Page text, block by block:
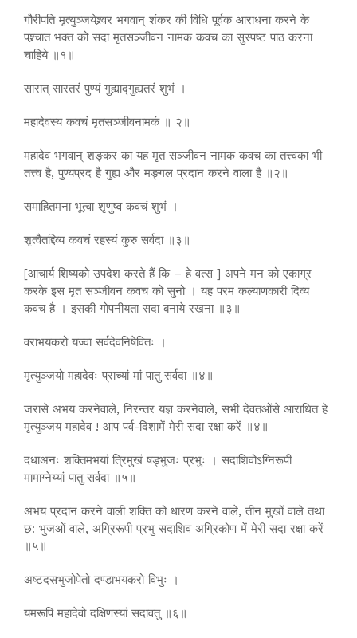
गौरीपति मृत्युञ्जयेश्र्वर भगवान् शंकर की विधि पूर्वक आराधना करने के
पश्र्चात भक्त को सदा मृतसञ्जीवन नामक कवच का सुस्पष्ट पाठ करना
चाहिये ॥१॥
सारात् सारतरं पुण्यं गुह्याद्गुह्यतरं शुभं ।
महादेवस्य कवचं मृतसञ्जीवनामकं ॥ २॥
महादेव भगवान् शङ्कर का यह मृत सञ्जीवन नामक कवच का तत्त्वका भी
तत्त्व है, पुण्यप्रद है गुह्य और मङ्गल प्रदान करने वाला है ॥२॥
समाहितमना भूत्वा शृणुष्व कवचं शुभं ।
शृत्वैतद्दिव्य कवचं रहस्यं कुरु सर्वदा ॥३॥
[आचार्य शिष्यको उपदेश करते हैं कि – हे वत्स ] अपने मन को एकाग्र
करके इस मृत सञ्जीवन कवच को सुनो । यह परम कल्याणकारी दिव्य
कवच है । इसकी गोपनीयता सदा बनाये रखना ॥३॥
वराभयकरो यज्वा सर्वदेवनिषेवितः ।
मृत्युञ्जयो महादेवः प्राच्यां मां पातु सर्वदा ॥४॥
जरासे अभय करनेवाले, निरन्तर यज्ञ करनेवाले, सभी देवतओंसे आराधित हे
मृत्युञ्जय महादेव ! आप पर्व-दिशामें मेरी सदा रक्षा करें ॥४॥
दधाअनः शक्तिमभयां त्रिमुखं षड्भुजः प्रभुः । सदाशिवोऽग्निरूपी
मामाग्नेय्यां पातु सर्वदा ॥५॥
अभय प्रदान करने वाली शक्ति को धारण करने वाले, तीन मुखों वाले तथा
छ: भुजओं वाले, अग्रिरूपी प्रभु सदाशिव अग्रिकोण में मेरी सदा रक्षा करें
॥५॥
अष्टदसभुजोपेतो दण्डाभयकरो विभुः ।
यमरूपि महादेवो दक्षिणस्यां सदावतु ॥६॥